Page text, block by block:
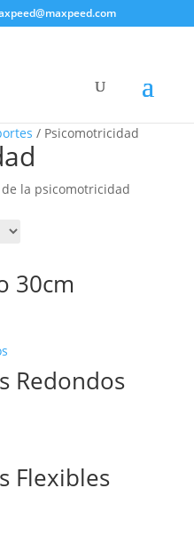
/ Psicomotricidad
la psicomotricidad
30cm
Redondos
Flexibles